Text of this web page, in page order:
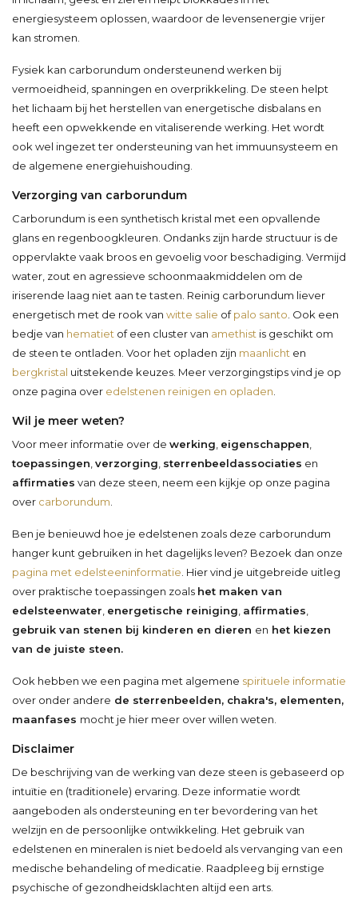
energiesysteem oplossen, waardoor de levensenergie vrijer
kan stromen.
Fysiek kan carborundum ondersteunend werken bij
vermoeidheid, spanningen en overprikkeling. De steen helpt
het lichaam bij het herstellen van energetische disbalans en
heeft een opwekkende en vitaliserende werking. Het wordt
ook wel ingezet ter ondersteuning van het immuunsysteem en
de algemene energiehuishouding.
Verzorging van carborundum
Carborundum is een synthetisch kristal met een opvallende
glans en regenboogkleuren. Ondanks zijn harde structuur is de
oppervlakte vaak broos en gevoelig voor beschadiging. Vermijd
water, zout en agressieve schoonmaakmiddelen om de
iriserende laag niet aan te tasten. Reinig carborundum liever
energetisch met de rook van witte salie ofpalo santo . Ook een
bedje van hematiet of een cluster van amethist is geschikt om
de steen te ontladen. Voor het opladen zijn maanlicht en
bergkristal uitstekende keuzes. Meer verzorgingstips vind je op
onze pagina over edelstenen reinigen en opladen
Wil je meer weten?
Voor meer informatie over de werking eigenschappen
toepassingen verzorging sterrenbeeldassociaties en
affirmaties van deze steen, neem een kijkje op onze pagina
over carborundum
Ben je benieuwd hoe je edelstenen zoals deze carborundum
hanger kunt gebruiken in het dagelijks leven? Bezoek dan onze
pagina met edelsteeninformatie . Hier vind je uitgebreide uitleg
over praktische toepassingen zoals het maken van
edelsteenwater energetische reiniging affirmaties
gebruik van stenen bij kinderen en dieren en het kiezen
van de juiste steen.
Ook hebben we een pagina met algemene spirituele informatie
over onder andere de sterrenbeelden, chakra's, elementen,
maanfases mocht je hier meer over willen weten.
Disclaimer
De beschrijving van de werking van deze steen is gebaseerd op
intuïtie en (traditionele) ervaring. Deze informatie wordt
aangeboden als ondersteuning en ter bevordering van het
welzijn en de persoonlijke ontwikkeling. Het gebruik van
edelstenen en mineralen is niet bedoeld als vervanging van een
medische behandeling of medicatie. Raadpleeg bij ernstige
psychische of gezondheidsklachten altijd een arts.